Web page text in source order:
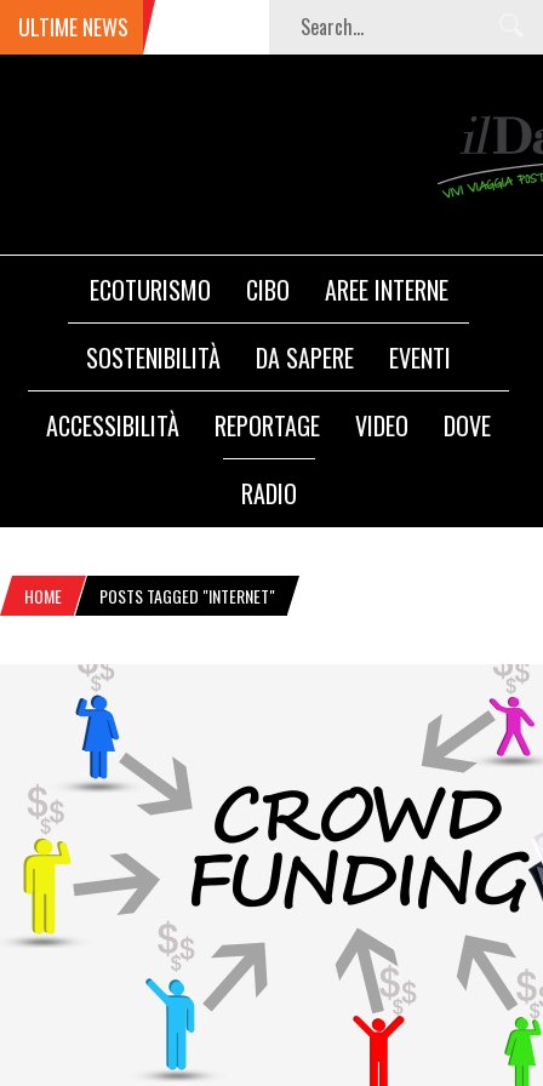
ULTIME NEWS
ECOTURISMO CIBO
AREE INTERNE
SOSTENIBILITÀ
DA SAPERE
EVENTI
ACCESSIBILITÀ
REPORTAGE VIDEO
DOVE
RADIO
HOME POSTS TAGGED "INTERNET"